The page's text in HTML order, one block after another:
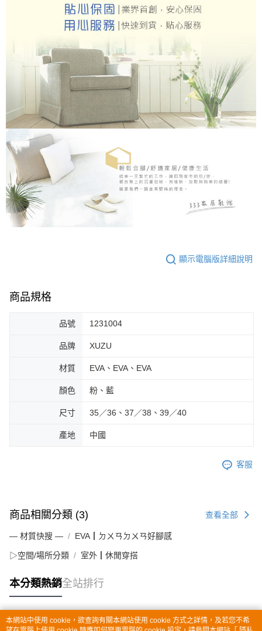
顯示電腦版詳細說明
商品規格
品號 1231004
品牌 XUZU
材質 EVA、EVA、EVA
顏色 粉、藍
尺寸 35／36、37／38、39／40
產地 中國
客服
商品相關分類 (3) 查看全部
— 材質快搜 — EVA┃ㄉㄨㄢㄉㄨㄢ好腳感
▷空間/場所分類 室外┃休閒穿搭
本分類熱銷全站排行
本網站中使用 cookie，欲查詢有關本網站使用 cookie 方式之詳情，及若您不希